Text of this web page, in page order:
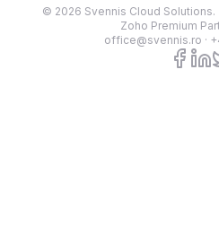
© 2026 Svennis Cloud
Zoho Premium
office@svennis.ro ·